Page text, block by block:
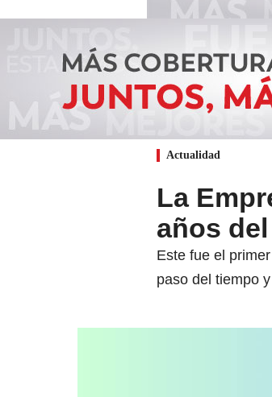
Actualidad
La
años
Este fue el
paso del tiempo